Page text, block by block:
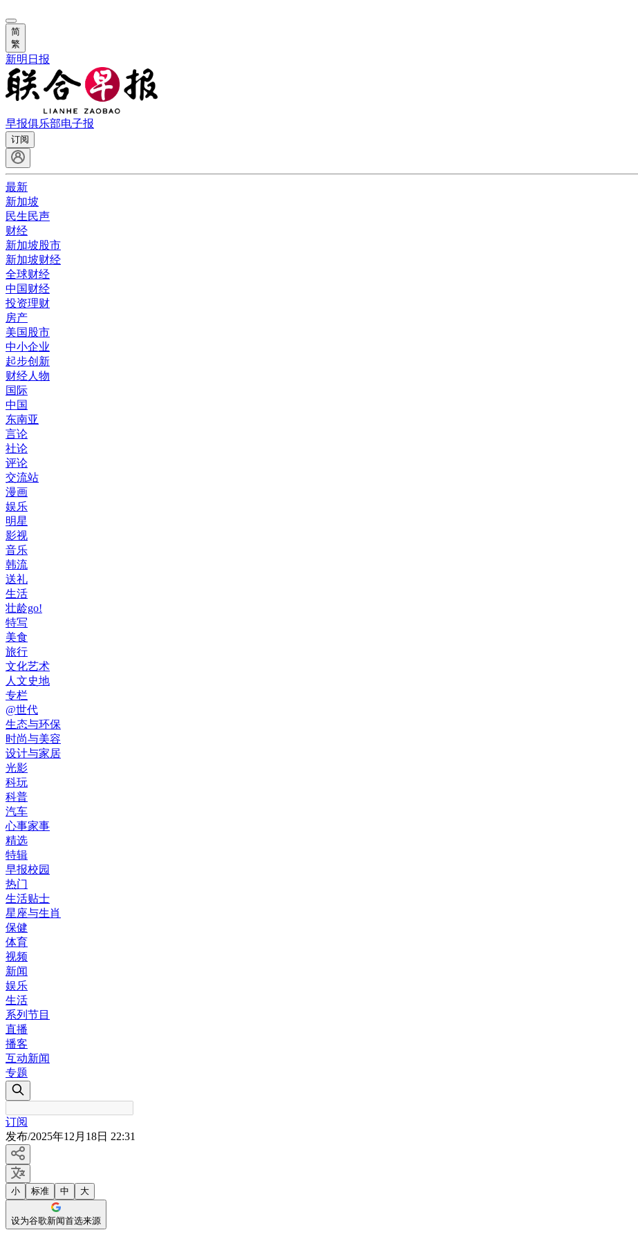
简
繁
新明日报
早报俱乐部电子报
订阅
最新
新加坡
民生民声
财经
新加坡股市
新加坡财经
全球财经
中国财经
投资理财
房产
美国股市
中小企业
起步创新
财经人物
国际
中国
东南亚
言论
社论
评论
交流站
漫画
娱乐
明星
影视
音乐
韩流
送礼
生活
壮龄go!
特写
美食
旅行
文化艺术
人文史地
专栏
@世代
生态与环保
时尚与美容
设计与家居
光影
科玩
科普
汽车
心事家事
精选
特辑
早报校园
热门
生活贴士
星座与生肖
保健
体育
视频
新闻
娱乐
生活
系列节目
直播
播客
互动新闻
专题
订阅
发布/2025年12月18日 22:31
小 标准 中 大
设为谷歌新闻首选来源